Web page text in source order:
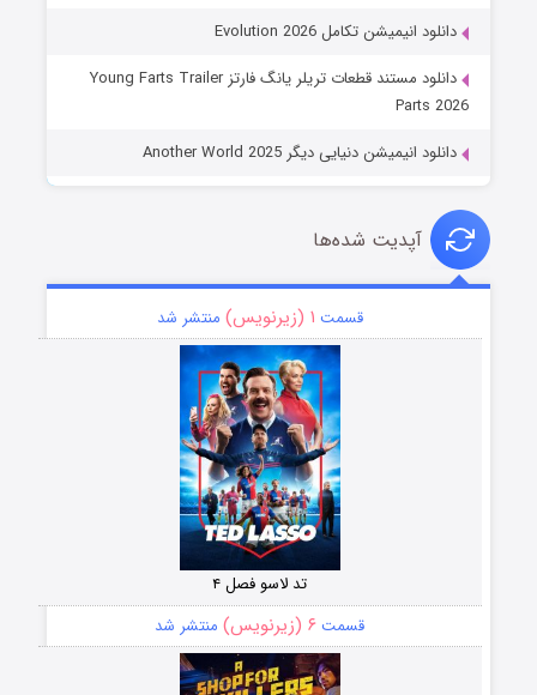
دانلود انیمیشن تکامل Evolution 2026
دانلود مستند قطعات تریلر یانگ فارتز Young Farts Trailer
Parts 2026
دانلود انیمیشن دنیایی دیگر Another World 2025
آپدیت شده‌ها
قسمت ۱ (زیرنویس) منتشر شد
تد لاسو فصل ۴
قسمت ۶ (زیرنویس) منتشر شد